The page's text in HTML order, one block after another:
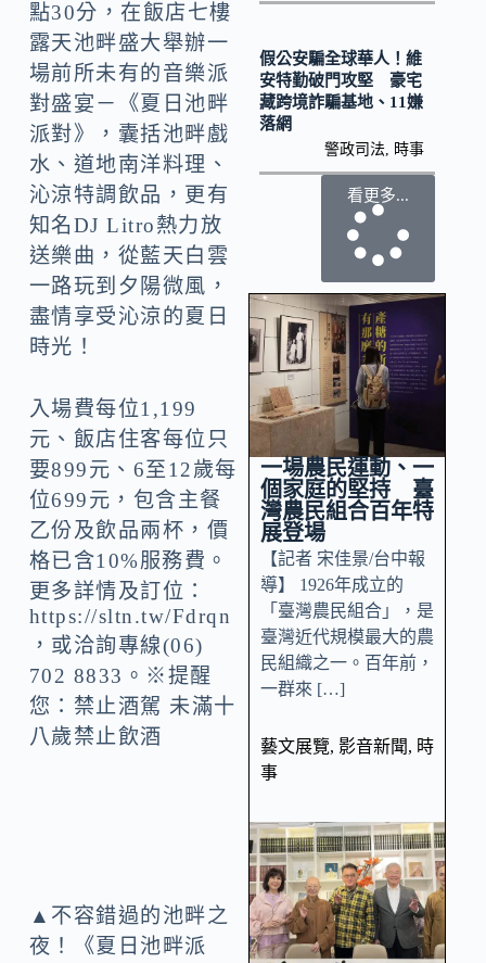
點30分，在飯店七樓
露天池畔盛大舉辦一
場前所未有的音樂派
對盛宴－《夏日池畔
派對》，囊括池畔戲
水、道地南洋料理、
沁涼特調飲品，更有
知名DJ Litro熱力放
送樂曲，從藍天白雲
一路玩到夕陽微風，
盡情享受沁涼的夏日
時光！
入場費每位1,199
元、飯店住客每位只
要899元、6至12歲每
位699元，包含主餐
乙份及飲品兩杯，價
格已含10%服務費。
更多詳情及訂位：
https://sltn.tw/Fdrqn
，或洽詢專線(06)
702 8833。※提醒
您：禁止酒駕 未滿十
八歲禁止飲酒
▲不容錯過的池畔之
夜！《夏日池畔派
假公安騙全球華人！維
安特勤破門攻堅 豪宅
藏跨境詐騙基地、11嫌
落網
警政司法 時事
看更多...
一場農民運動、一
個家庭的堅持 臺
灣農民組合百年特
展登場
【記者 宋佳景/台中報
導】 1926年成立的
「臺灣農民組合」，是
臺灣近代規模最大的農
民組織之一。百年前，
一群來 […]
藝文展覽, 影音新聞, 時
事